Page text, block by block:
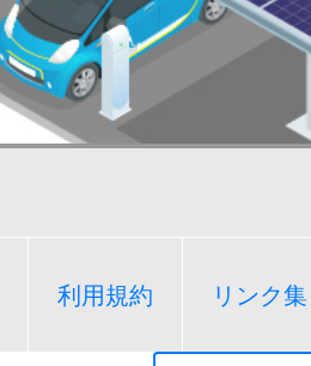
利用規約 リンク集